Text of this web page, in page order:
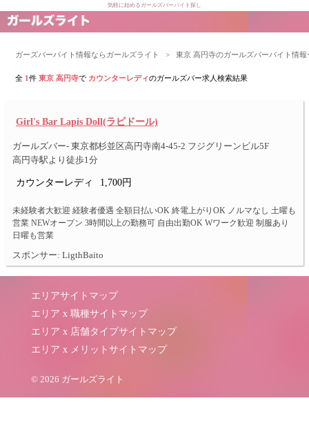
気軽に始めるガールズバーバイト探し
ガーズバーバイト情報ならガールズライト > 東京 高円寺のガールズバーバイト情報
全 1件東京 高円寺で カウンターレディのガールズバー求人検索結果
Girl's Bar Lapis Doll(ラピドール)
ガールズバー- 東京都杉並区高円寺南4-45-2 フジグリーンビル5F
高円寺駅より徒歩1分
カウンターレディ 1,700円
未経験者大歓迎 経験者優遇 全額日払いOK 終電上がりOK ノルマなし 土曜も
営業 NEWオープン 3時間以上の勤務可 自由出勤OK Wワーク歓迎 制服あり
日曜も営業
スポンサー: LigthBaito
エリアサイトマップ
エリア x 職種サイトマップ
エリア x 店舗タイプサイトマップ
エリア x メリットサイトマップ
© 2026 ガールズライト